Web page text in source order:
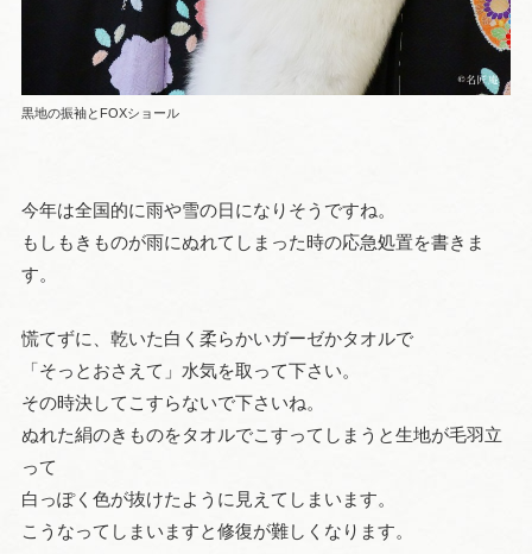
黒地の振袖とFOXショール
今年は全国的に雨や雪の日になりそうですね。
もしもきものが雨にぬれてしまった時の応急処置を書きま
す。
慌てずに、乾いた白く柔らかいガーゼかタオルで
「そっとおさえて」水気を取って下さい。
その時決してこすらないで下さいね。
ぬれた絹のきものをタオルでこすってしまうと生地が毛羽立
って
白っぽく色が抜けたように見えてしまいます。
こうなってしまいますと修復が難しくなります。